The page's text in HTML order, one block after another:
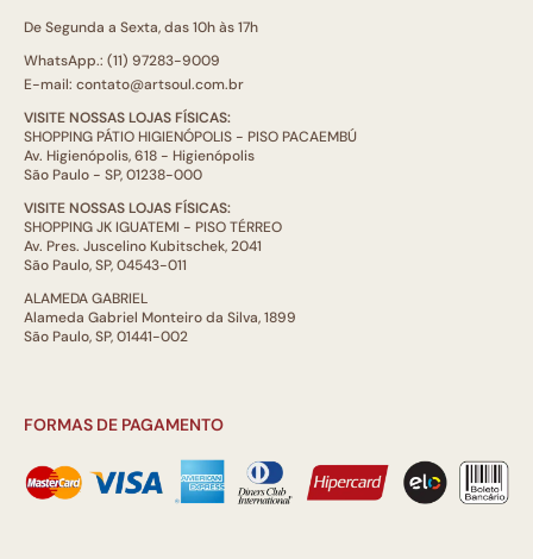
De Segunda a Sexta, das 10h às 17h
WhatsApp.: (11) 97283-9009
E-mail: contato@artsoul.com.br
VISITE NOSSAS LOJAS FÍSICAS:
SHOPPING PÁTIO HIGIENÓPOLIS - PISO PACAEMBÚ
Av. Higienópolis, 618 - Higienópolis
São Paulo - SP, 01238-000
VISITE NOSSAS LOJAS FÍSICAS:
SHOPPING JK IGUATEMI - PISO TÉRREO
Av. Pres. Juscelino Kubitschek, 2041
São Paulo, SP, 04543-011
ALAMEDA GABRIEL
Alameda Gabriel Monteiro da Silva, 1899
São Paulo, SP, 01441-002
FORMAS DE PAGAMENTO